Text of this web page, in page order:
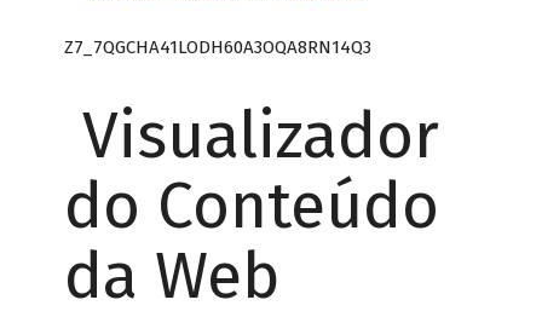
Z7_7QGCHA41LODH60A3OQA8RN14Q3
Visualizador
do Conteúdo
da Web